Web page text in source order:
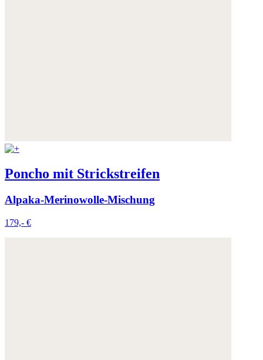
Poncho mit Strickstreifen
Alpaka-Merinowolle-Mischung
179,- €